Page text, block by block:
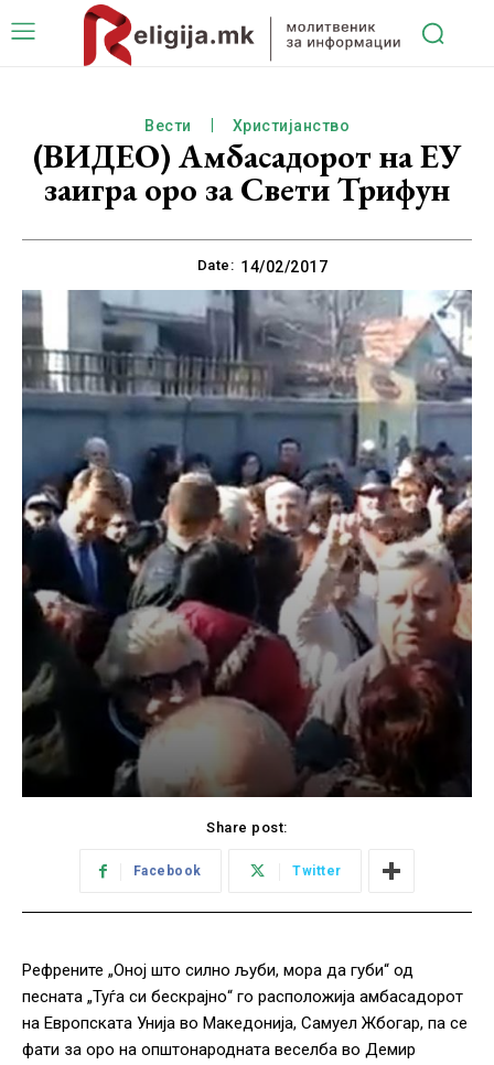
Вести Христијанство
(ВИДЕО) Амбасадорот на ЕУ
заигра оро за Свети Трифун
Date: 14/02/2017
Share post:
Facebook Twitter
Рефрените „Оној што силно љуби, мора да губи“ од
песната „Туѓа си бескрајно“ го расположија амбасадорот
на Европската Унија во Македонија, Самуел Жбогар, па се
фати за оро на општонародната веселба во Демир